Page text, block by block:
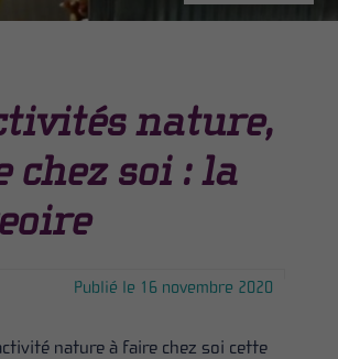
nature,
chez soi : la
Publié le 16 novembre 2020
nature à faire chez soi cette